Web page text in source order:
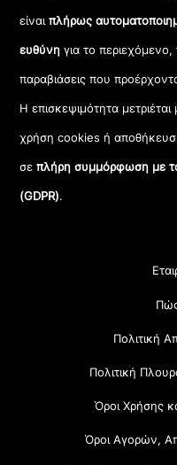
είναιπλήρως
ευθύνη για το
παραβιάσεις που
Η επισκεψιμότητα
χρήση cookies ή
σεπλήρη συμμόρφωση με
(GDPR).
Πολιτική
Πολιτική
Όροι Χρήσης
Όροι Αγορών,